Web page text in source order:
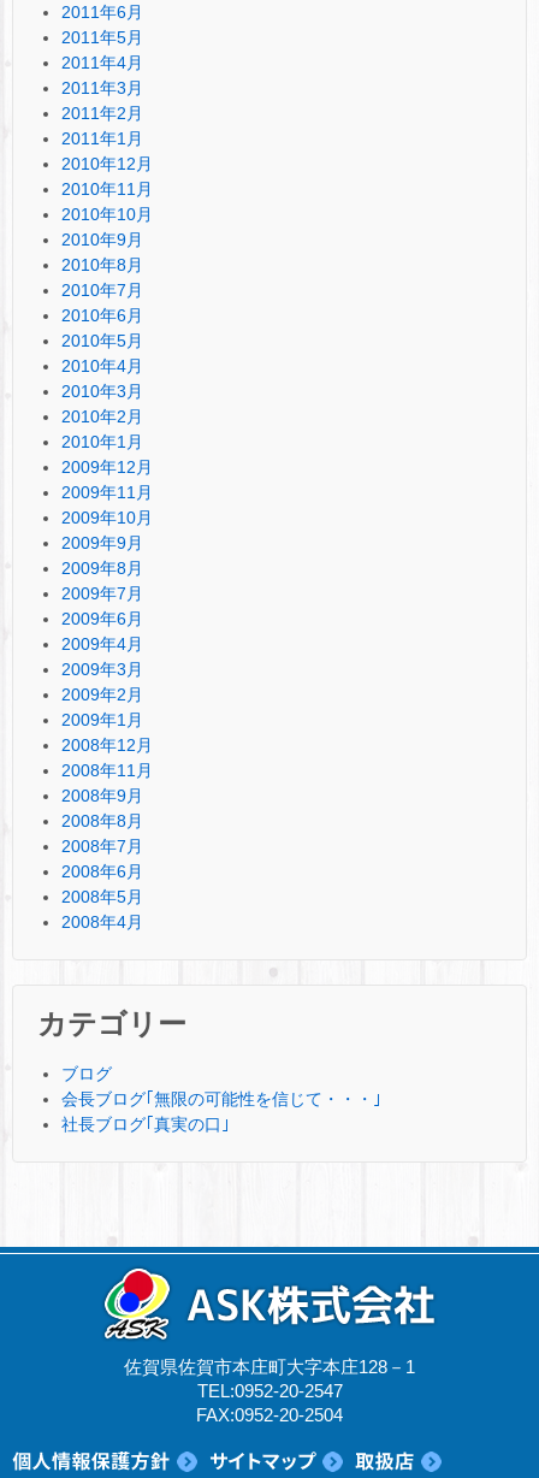
2011年6月
2011年5月
2011年4月
2011年3月
2011年2月
2011年1月
2010年12月
2010年11月
2010年10月
2010年9月
2010年8月
2010年7月
2010年6月
2010年5月
2010年4月
2010年3月
2010年2月
2010年1月
2009年12月
2009年11月
2009年10月
2009年9月
2009年8月
2009年7月
2009年6月
2009年4月
2009年3月
2009年2月
2009年1月
2008年12月
2008年11月
2008年9月
2008年8月
2008年7月
2008年6月
2008年5月
2008年4月
カテゴリー
ブログ
会長ブログ｢無限の可能性を信じて・・・｣
社長ブログ｢真実の口｣
佐賀県佐賀市本庄町大字本庄128－1
TEL:0952-20-2547
FAX:0952-20-2504